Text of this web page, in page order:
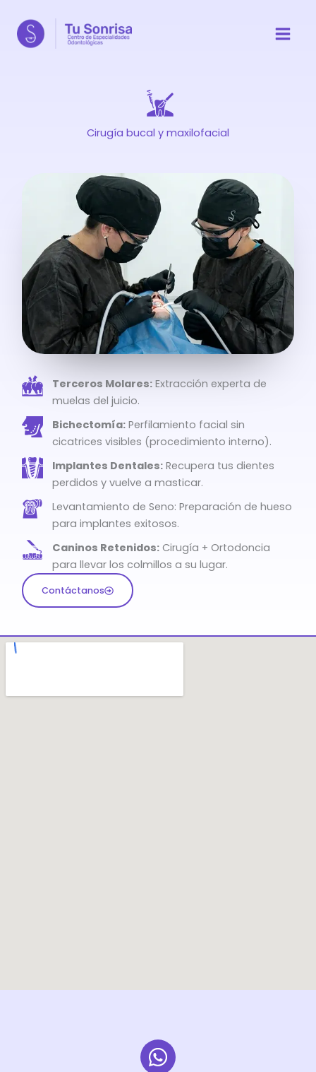
contenido
Cirugía bucal y maxilofacial
Terceros Molares:Extracción experta de
muelas del juicio.
Bichectomía:Perfilamiento facial sin
cicatrices visibles (procedimiento interno).
Implantes Dentales:Recupera tus dientes
perdidos y vuelve a masticar.
Levantamiento de Seno: Preparación de hueso
para implantes exitosos.
Caninos Retenidos:Cirugía + Ortodoncia
para llevar los colmillos a su lugar.
Contáctanos